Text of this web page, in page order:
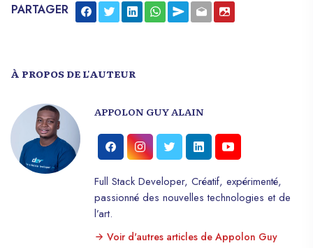
PARTAGER
À PROPOS DE L'AUTEUR
APPOLON GUY ALAIN
Full Stack Developer, Créatif, expérimenté,
passionné des nouvelles technologies et de
l’art.
Voir d'autres articles de Appolon Guy